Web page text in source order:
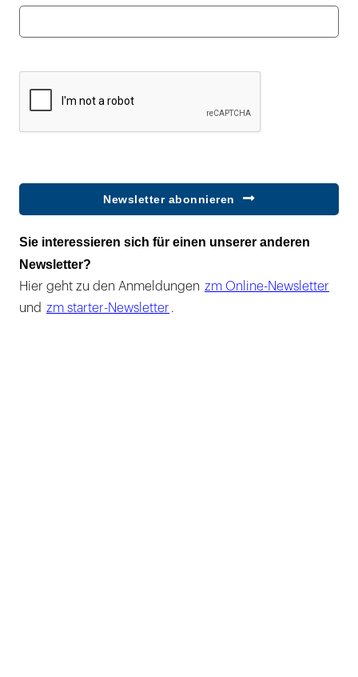
Newsletter abonnieren
Sie interessieren sich für einen unserer anderen
Newsletter?
Hier geht zu den Anmeldungen zm Online-Newsletter
und zm starter-Newsletter .